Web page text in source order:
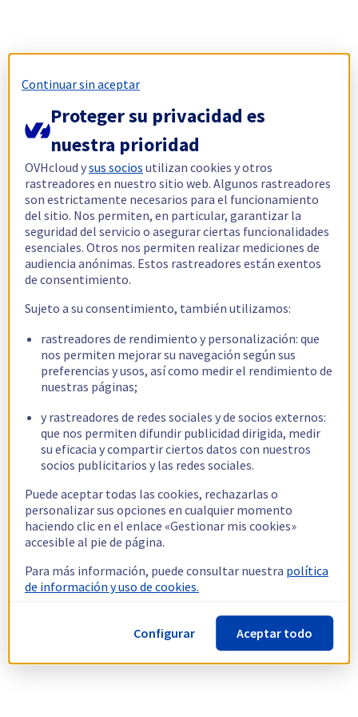
Continuar sin aceptar
Proteger su privacidad es
nuestra prioridad
OVHcloud ysus socios utilizan cookies y otros
rastreadores en nuestro sitio web. Algunos rastreadores
son estrictamente necesarios para el funcionamiento
del sitio. Nos permiten, en particular, garantizar la
seguridad del servicio o asegurar ciertas funcionalidades
esenciales. Otros nos permiten realizar mediciones de
audiencia anónimas. Estos rastreadores están exentos
de consentimiento.
Sujeto a su consentimiento, también utilizamos:
rastreadores de rendimiento y personalización: que
nos permiten mejorar su navegación según sus
preferencias y usos, así como medir el rendimiento de
nuestras páginas;
y rastreadores de redes sociales y de socios externos:
que nos permiten difundir publicidad dirigida, medir
su eficacia y compartir ciertos datos con nuestros
socios publicitarios y las redes sociales.
Puede aceptar todas las cookies, rechazarlas o
personalizar sus opciones en cualquier momento
haciendo clic en el enlace «Gestionar mis cookies»
accesible al pie de página.
Para más información, puede consultar nuestra política
de información y uso de cookies.
Configurar Aceptar todo